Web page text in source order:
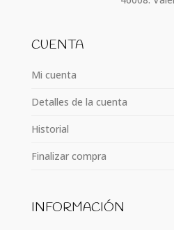
CUENTA
Mi cuenta
Detalles de la cuenta
Historial
Finalizar compra
INFORMACIÓN